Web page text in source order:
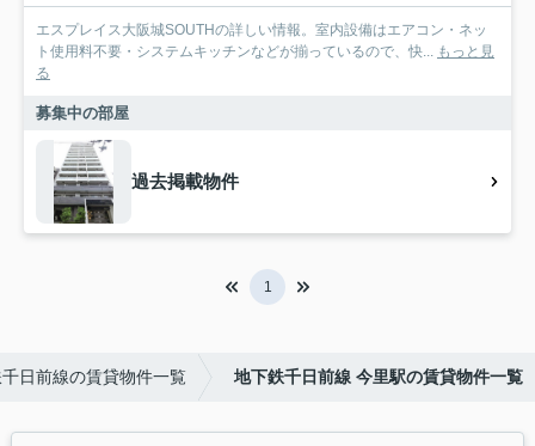
エスプレイス大阪城SOUTHの詳しい情報。室内設備はエアコン・ネッ
ト使用料不要・システムキッチンなどが揃っているので、快... もっと見
る
募集中の部屋
過去掲載物件
1
日前線の賃貸物件一覧 地下鉄千日前線 今里駅の賃貸物件一覧